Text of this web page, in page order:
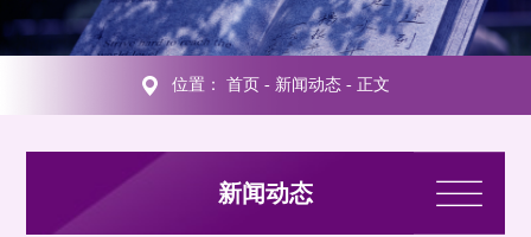
位置： 首页- 新闻动态- 正文
新闻动态